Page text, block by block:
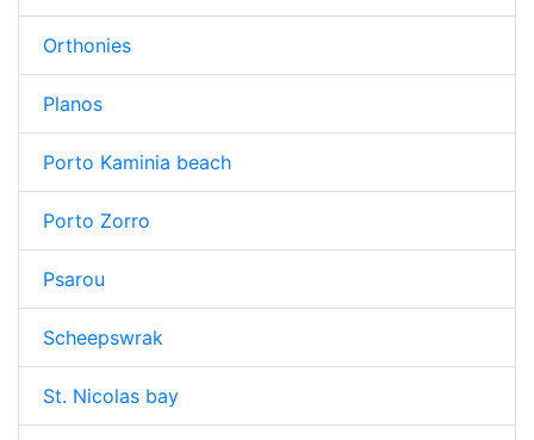
Orthonies
Planos
Porto Kaminia beach
Porto Zorro
Psarou
Scheepswrak
St. Nicolas bay